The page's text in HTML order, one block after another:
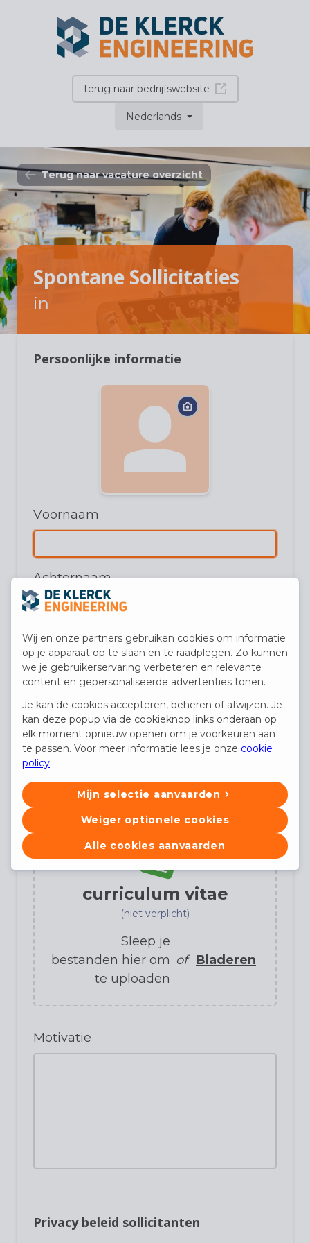
terug naar bedrijfswebsite
Nederlands
Terug naar vacature overzicht
Spontane Sollicitaties
in
Persoonlijke informatie
Voornaam
Achternaam
E-mail
Telefoon(niet verplicht)
Profiel kandidaat
curriculum vitae
(niet verplicht)
Sleep je
bestanden hier om
te uploaden
of Bladeren
Motivatie
Privacy beleid sollicitanten
Wij en onze partners gebruiken cookies om informatie
op je apparaat op te slaan en te raadplegen. Zo kunnen
we je gebruikerservaring verbeteren en relevante
content en gepersonaliseerde advertenties tonen.
Je kan de cookies accepteren, beheren of afwijzen. Je
kan deze popup via de cookieknop links onderaan op
elk moment opnieuw openen om je voorkeuren aan
te passen. Voor meer informatie lees je onze cookie
policy.
Mijn selectie aanvaarden
Weiger optionele cookies
Alle cookies aanvaarden